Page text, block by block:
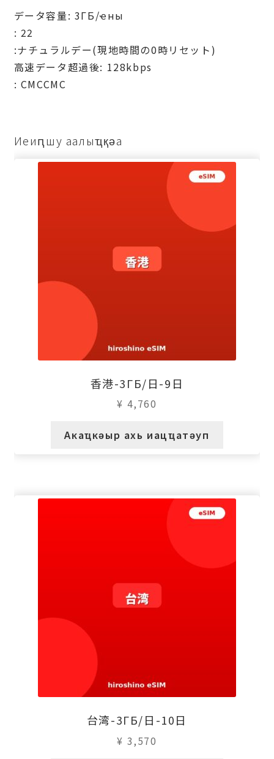
データ容量: 3ГБ/ҽны
: 22
:ナチュラルデー(現地時間の0時リセット)
高速データ超過後: 128kbps
: СМССМС
Иеиԥшу аалыҵқәа
香港-3ГБ/日-9日
¥ 4,760
Акаҵкәыр ахь иацҵатәуп
台湾-3ГБ/日-10日
¥ 3,570